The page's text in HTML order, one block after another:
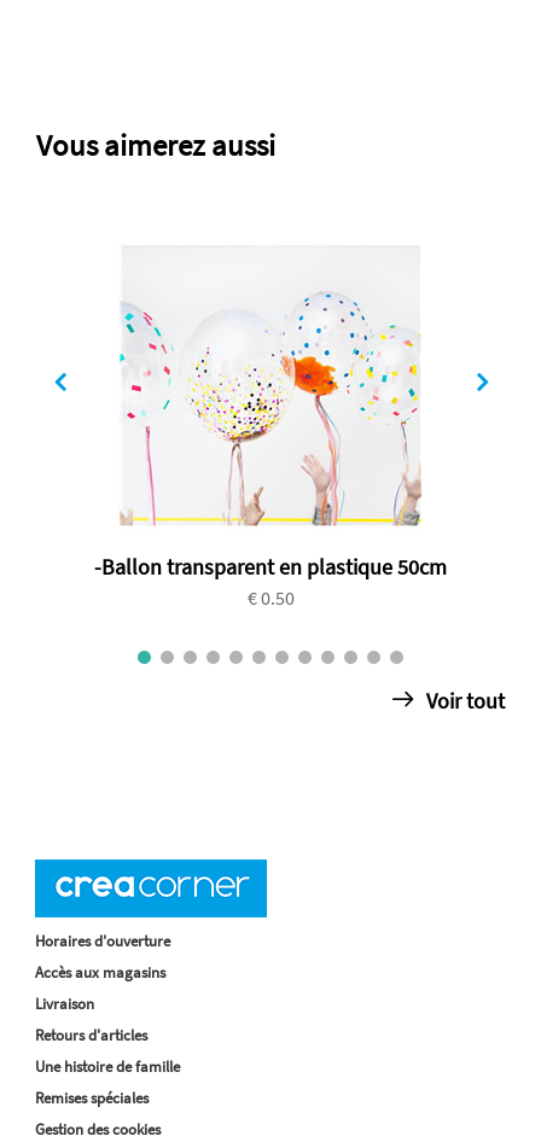
Vous aimerez aussi
-Ballon transparent en plastique 50cm
€ 0.50
Voir tout
Horaires d'ouverture
Accès aux magasins
Livraison
Retours d'articles
Une histoire de famille
Remises spéciales
Gestion des cookies